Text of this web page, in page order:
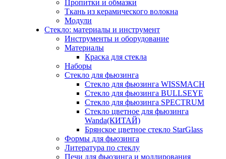
Пропитки и обмазки
Ткань из керамического волокна
Модули
Стекло: материалы и инструмент
Инструменты и оборудование
Материалы
Краска для стекла
Наборы
Стекло для фьюзинга
Стекло для фьюзинга WISSMACH
Стекло для фьюзинга BULLSEYE
Стекло для фьюзинга SPECTRUM
Стекло цветное для фьюзинга
Wanda(КИТАЙ)
Брянское цветное стекло StarGlass
Формы для фьюзинга
Литература по стеклу
Печи для фьюзинга и моллирования